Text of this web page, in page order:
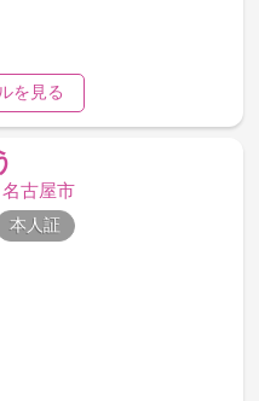
を見る
古屋市
本人証